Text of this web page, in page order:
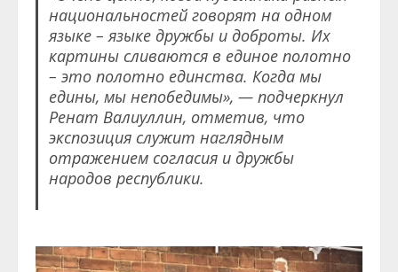
национальностей говорят на одном
языке – языке дружбы и доброты. Их
картины сливаются в единое полотно
– это полотно единства. Когда мы
едины, мы непобедимы», — подчеркнул
Ренат Валиуллин, отметив, что
экспозиция служит наглядным
отражением согласия и дружбы
народов республики.